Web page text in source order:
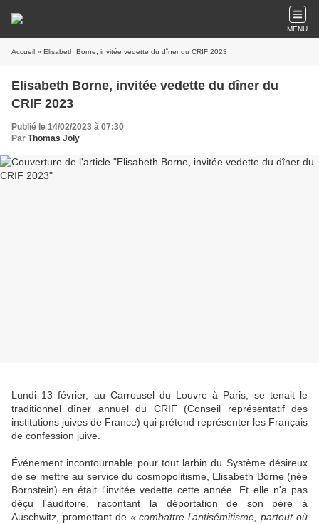
MENU
Accueil » Elisabeth Borne, invitée vedette du dîner du CRIF 2023
Elisabeth Borne, invitée vedette du dîner du
CRIF 2023
Publié le 14/02/2023 à 07:30
Par Thomas Joly
Lundi 13 février, au Carrousel du Louvre à Paris, se tenait le
traditionnel dîner annuel du CRIF (Conseil représentatif des
institutions juives de France) qui prétend représenter les Français
de confession juive.
Événement incontournable pour tout larbin du Système désireux
de se mettre au service du cosmopolitisme, Elisabeth Borne (née
Bornstein) en était l'invitée vedette cette année. Et elle n'a pas
déçu l'auditoire, racontant la déportation de son père à
Auschwitz, promettant de « combattre l’antisémitisme, partout où